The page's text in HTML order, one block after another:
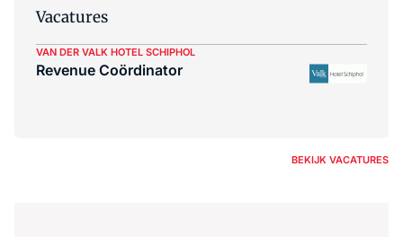
Vacatures
VAN DER VALK HOTEL SCHIPHOL
Revenue Coördinator
BEKIJK VACATURES